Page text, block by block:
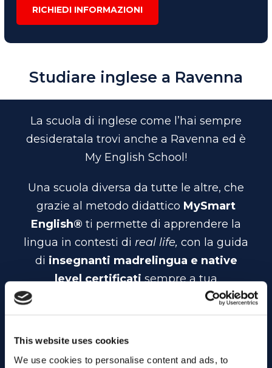
This website uses cookies
We use cookies to personalise content and ads, to
RICHIEDI INFORMAZIONI
Studiare inglese a Ravenna
La scuola di inglese come l’hai sempre
desideratala trovi anche a Ravenna ed è
My English School!
Una scuola diversa da tutte le altre, che
grazie al metodo didattico MySmart
English® ti permette di apprendere la
lingua in contesti di real life, con la guida
di insegnanti madrelingua e native
level certificati sempre a tua
disposizione! Non solo: potrai sempre
scegliere i giorni e gli orari in cui